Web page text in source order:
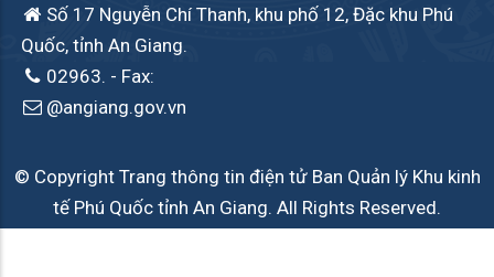
Số 17 Nguyễn Chí Thanh, khu phố 12, Đặc khu Phú
Quốc, tỉnh An Giang.
02963. - Fax:
@angiang.gov.vn
© Copyright Trang thông tin điện tử Ban Quản lý Khu kinh
tế Phú Quốc tỉnh An Giang. All Rights Reserved.